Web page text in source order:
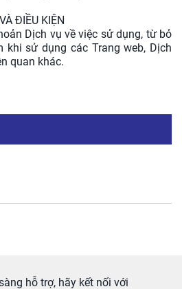
ĐIỀU KIỆN
Dịch vụ về việc sử dụng, từ bỏ
khi sử dụng các Trang web, Dịch
quan khác.
hỗ trợ, hãy kết nối với